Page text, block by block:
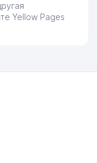
Yellow Pages